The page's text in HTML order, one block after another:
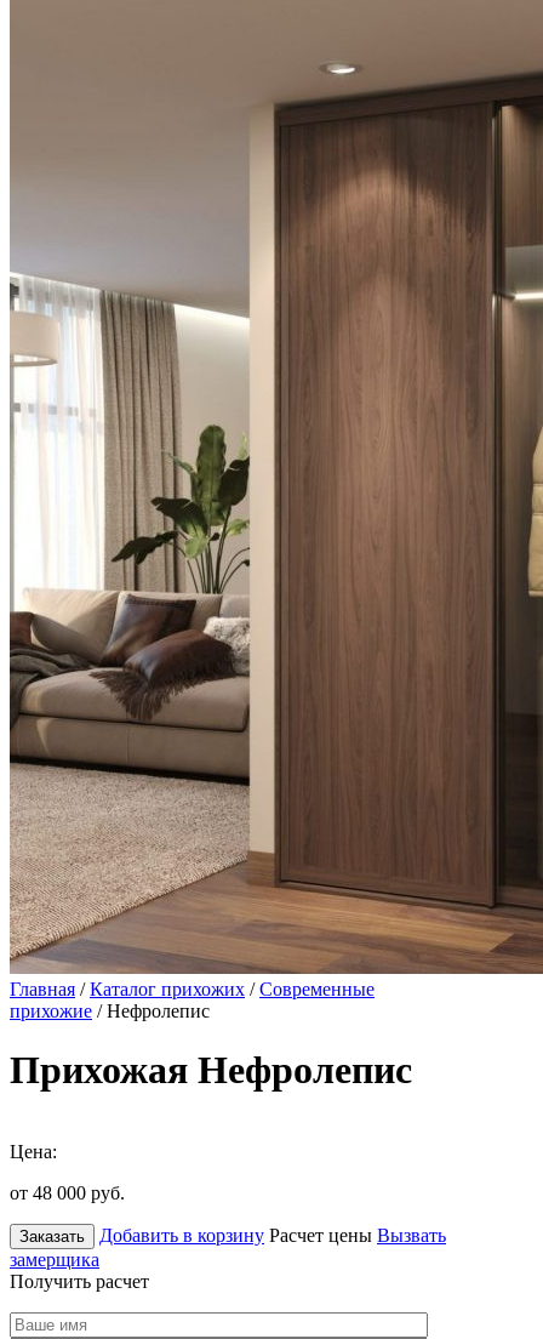
Главная /Каталог прихожих /Современные
прихожие / Нефролепис
Прихожая Нефролепис
Цена:
от 48 000 руб.
Заказать Добавить в корзину Расчет цены Вызвать
замерщика
Получить расчет